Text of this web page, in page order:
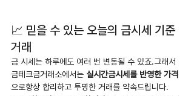
📈 믿을 수 있는 오늘의 금시세 기준
거래
금 시세는 하루에도 여러 번 변동될 수 있죠.그래서
금테크금거래소에서는 실시간금시세를 반영한 가격
으로항상 합리하고 투명한 거래를 약속드립니다.